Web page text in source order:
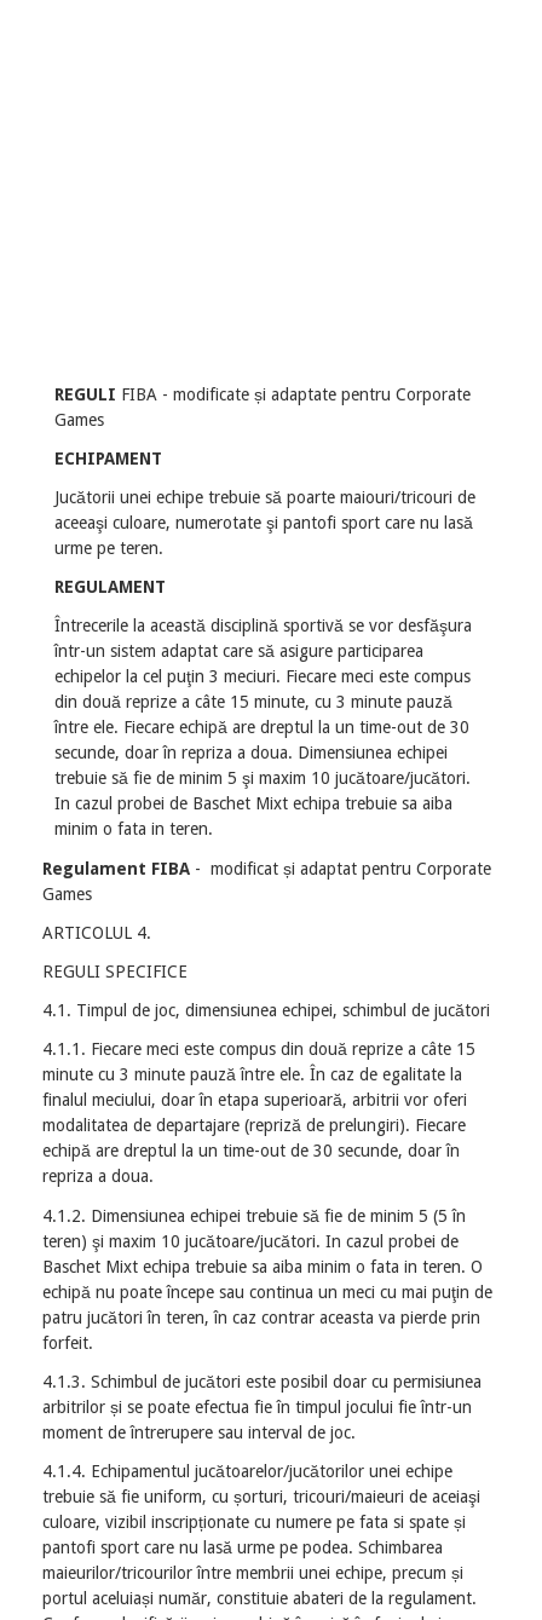
REGULI FIBA - modificate și adaptate pentru Corporate
Games
ECHIPAMENT
Jucătorii unei echipe trebuie să poarte maiouri/tricouri de
aceeaşi culoare, numerotate şi pantofi sport care nu lasă
urme pe teren.
REGULAMENT
Întrecerile la această disciplină sportivă se vor desfăşura
într-un sistem adaptat care să asigure participarea
echipelor la cel puţin 3 meciuri. Fiecare meci este compus
din două reprize a câte 15 minute, cu 3 minute pauză
între ele. Fiecare echipă are dreptul la un time-out de 30
secunde, doar în repriza a doua. Dimensiunea echipei
trebuie să fie de minim 5 şi maxim 10 jucătoare/jucători.
In cazul probei de Baschet Mixt echipa trebuie sa aiba
minim o fata in teren.
Regulament FIBA - modificat și adaptat pentru Corporate
Games
ARTICOLUL 4.
REGULI SPECIFICE
4.1. Timpul de joc, dimensiunea echipei, schimbul de jucători
4.1.1. Fiecare meci este compus din două reprize a câte 15
minute cu 3 minute pauză între ele. În caz de egalitate la
finalul meciului, doar în etapa superioară, arbitrii vor oferi
modalitatea de departajare (repriză de prelungiri). Fiecare
echipă are dreptul la un time-out de 30 secunde, doar în
repriza a doua.
4.1.2. Dimensiunea echipei trebuie să fie de minim 5 (5 în
teren) şi maxim 10 jucătoare/jucători. In cazul probei de
Baschet Mixt echipa trebuie sa aiba minim o fata in teren. O
echipă nu poate începe sau continua un meci cu mai puţin de
patru jucători în teren, în caz contrar aceasta va pierde prin
forfeit.
4.1.3. Schimbul de jucători este posibil doar cu permisiunea
arbitrilor și se poate efectua fie în timpul jocului fie într-un
moment de întrerupere sau interval de joc.
4.1.4. Echipamentul jucătoarelor/jucătorilor unei echipe
trebuie să fie uniform, cu șorturi, tricouri/maieuri de aceiaşi
culoare, vizibil inscripționate cu numere pe fata si spate și
pantofi sport care nu lasă urme pe podea. Schimbarea
maieurilor/tricourilor între membrii unei echipe, precum și
portul aceluiași număr, constituie abateri de la regulament.